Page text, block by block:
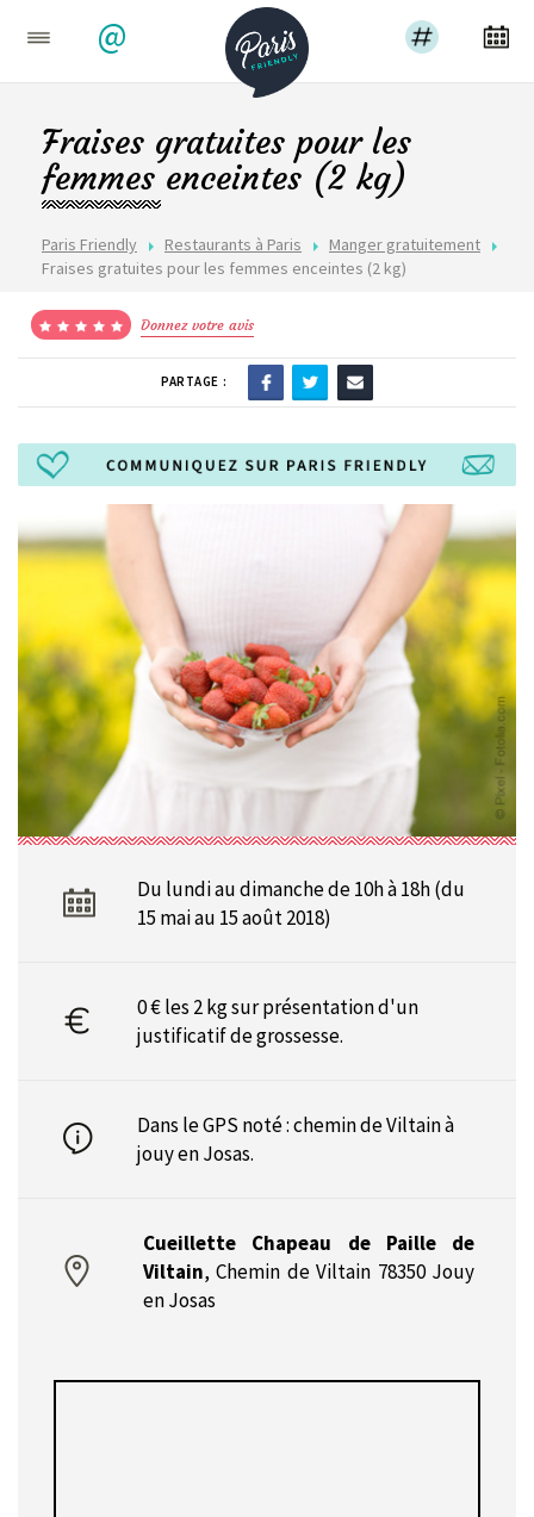
@
Paris Friendly Restaurants à Paris
Manger gratuitement
Fraises gratuites pour les femmes enceintes (2 kg)
Fraises gratuites pour les
femmes enceintes (2 kg)
Donnez votre avis
PARTAGE :
Du lundi au dimanche de 10h à 18h (du
15 mai au 15 août 2018)
0 € les 2 kg sur présentation d'un
justificatif de grossesse.
Dans le GPS noté : chemin de Viltain à
jouy en Josas.
Cueillette Chapeau de Paille de
Viltain,Chemin de Viltain 78350 Jouy
en Josas